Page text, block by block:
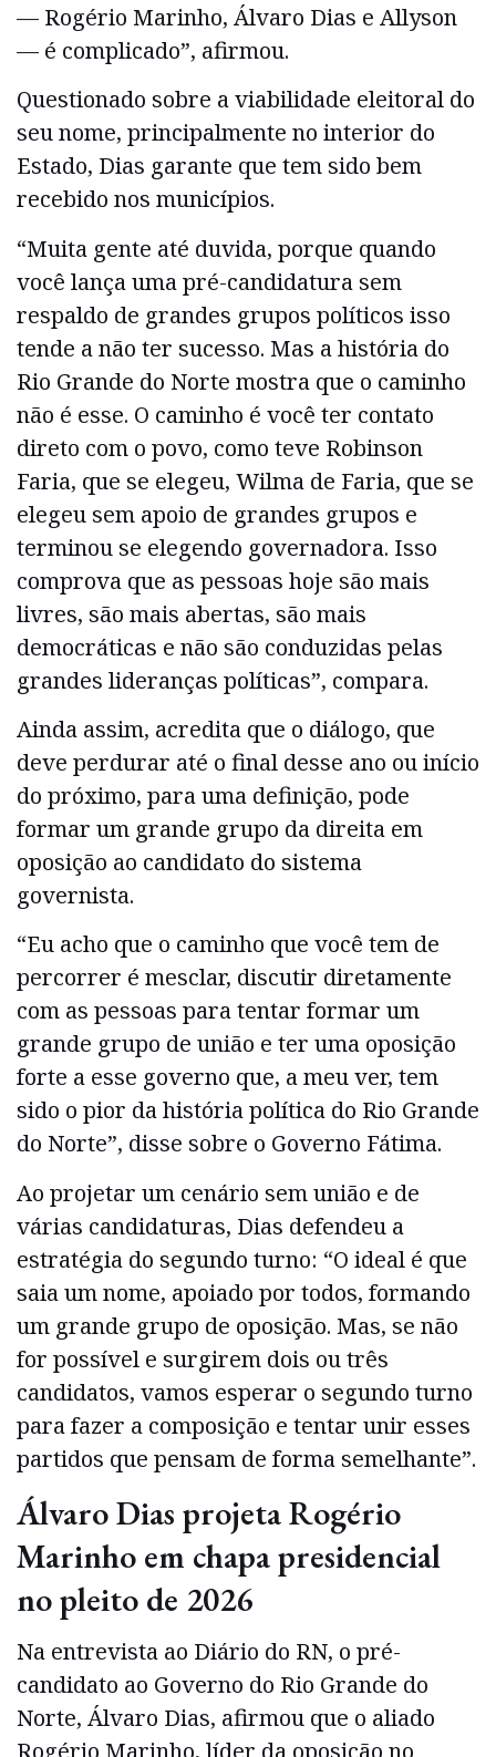
— Rogério Marinho, Álvaro Dias e Allyson
— é complicado”, afirmou.
Questionado sobre a viabilidade eleitoral do
seu nome, principalmente no interior do
Estado, Dias garante que tem sido bem
recebido nos municípios.
“Muita gente até duvida, porque quando
você lança uma pré-candidatura sem
respaldo de grandes grupos políticos isso
tende a não ter sucesso. Mas a história do
Rio Grande do Norte mostra que o caminho
não é esse. O caminho é você ter contato
direto com o povo, como teve Robinson
Faria, que se elegeu, Wilma de Faria, que se
elegeu sem apoio de grandes grupos e
terminou se elegendo governadora. Isso
comprova que as pessoas hoje são mais
livres, são mais abertas, são mais
democráticas e não são conduzidas pelas
grandes lideranças políticas”, compara.
Ainda assim, acredita que o diálogo, que
deve perdurar até o final desse ano ou início
do próximo, para uma definição, pode
formar um grande grupo da direita em
oposição ao candidato do sistema
governista.
“Eu acho que o caminho que você tem de
percorrer é mesclar, discutir diretamente
com as pessoas para tentar formar um
grande grupo de união e ter uma oposição
forte a esse governo que, a meu ver, tem
sido o pior da história política do Rio Grande
do Norte”, disse sobre o Governo Fátima.
Ao projetar um cenário sem união e de
várias candidaturas, Dias defendeu a
estratégia do segundo turno: “O ideal é que
saia um nome, apoiado por todos, formando
um grande grupo de oposição. Mas, se não
for possível e surgirem dois ou três
candidatos, vamos esperar o segundo turno
para fazer a composição e tentar unir esses
partidos que pensam de forma semelhante”.
Álvaro Dias projeta Rogério
Marinho em chapa presidencial
no pleito de 2026
Na entrevista ao Diário do RN, o pré-
candidato ao Governo do Rio Grande do
Norte, Álvaro Dias, afirmou que o aliado
Rogério Marinho, líder da oposição no